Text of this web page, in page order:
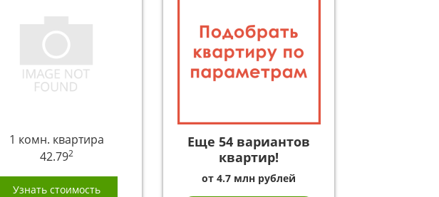
1 комн. квартира
42.792
Узнать стоимость
Еще 54 вариантов
квартир!
от 4.7 млн рублей